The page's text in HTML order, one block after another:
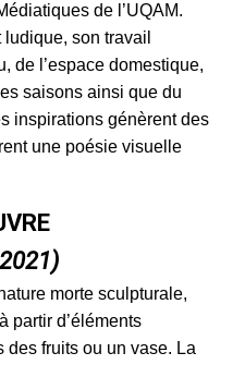
de l’UQAM.
son travail
de l’espace domestique,
saisons ainsi que du
inspirations génèrent des
une poésie visuelle
morte sculpturale,
partir d’éléments
fruits ou un vase. La